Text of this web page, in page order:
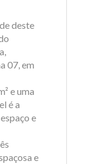
deste
07, em
e uma
é a
e
e